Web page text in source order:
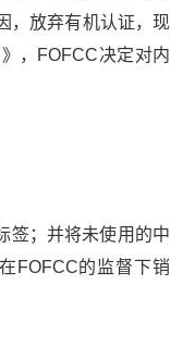
，放弃有机认证，现
，FOFCC决定对内
签；并将未使用的中
FOFCC的监督下销